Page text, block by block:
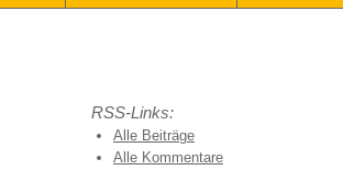
RSS-Links:
Alle Beiträge
Alle Kommentare